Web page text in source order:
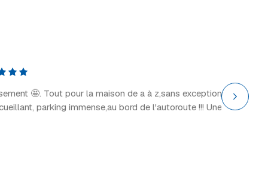
🤩. Tout pour la maison de a à z,sans exception
parking immense,au bord de l'autoroute !!! Une
il y a 2
“Grand